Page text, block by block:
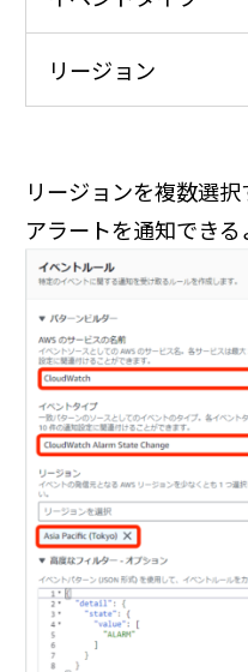
リージョン
リージョンを複数選
アラートを通知できる